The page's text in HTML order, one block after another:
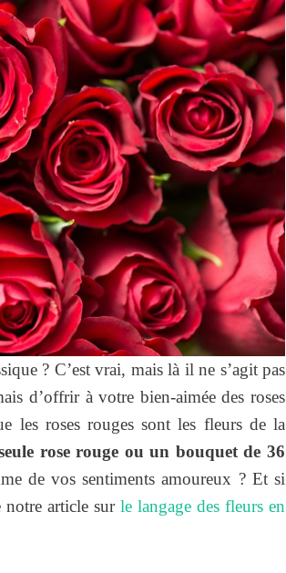
? C’est vrai, mais là il ne s’agit pas
d’offrir à votre bien-aimée des roses
les roses rouges sont les fleurs de la
rose rouge ou un bouquet de 36
de vos sentiments amoureux ? Et si
notre article sur le langage des fleurs en